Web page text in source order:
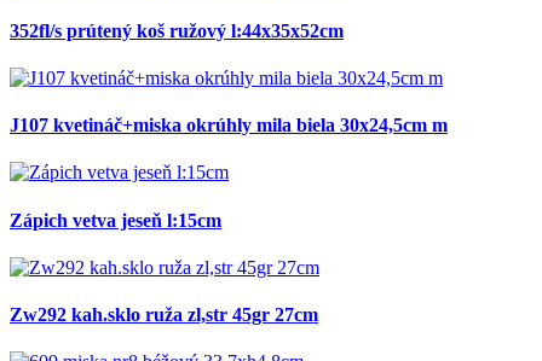
352fl/s prútený koš ružový l:44x35x52cm
J107 kvetináč+miska okrúhly mila biela 30x24,5cm m
Zápich vetva jeseň l:15cm
Zw292 kah.sklo ruža zl,str 45gr 27cm